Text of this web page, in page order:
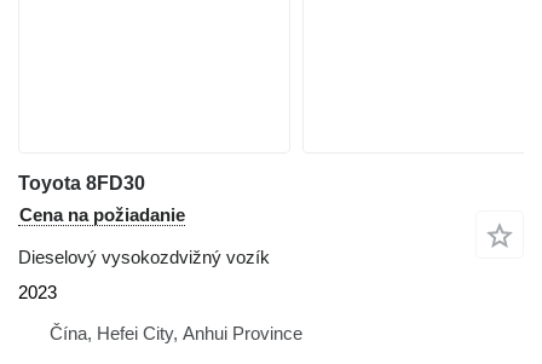
Toyota 8FD30
Cena na požiadanie
Dieselový vysokozdvižný vozík
2023
Čína, Hefei City, Anhui Province